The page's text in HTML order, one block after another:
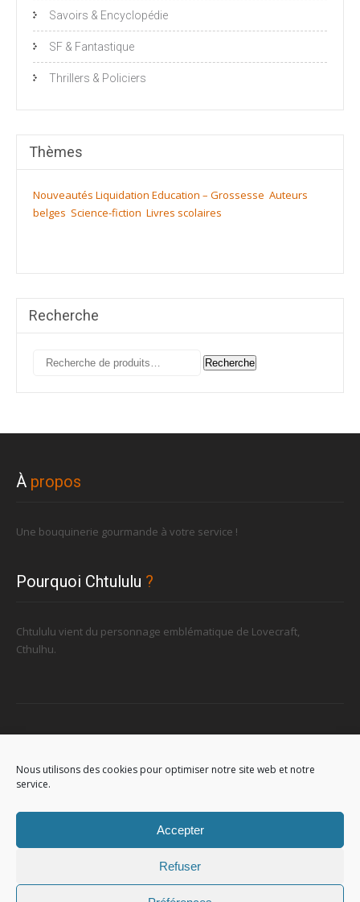
Nous utilisons des cookies pour optimiser notre site web et notre
service.
Accepter
Refuser
Savoirs & Encyclopédie
SF & Fantastique
Thrillers & Policiers
Thèmes
Nouveautés Liquidation Education – Grossesse Auteurs
belges Science-fiction Livres scolaires
Recherche
Recherche
Recherche
À propos
Une bouquinerie gourmande à votre service !
Pourquoi Chtululu ?
Chtululu vient du personnage emblématique de Lovecraft,
Cthulhu.